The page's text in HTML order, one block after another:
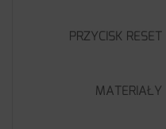
PRZYCISK RESET
MATERIAŁY